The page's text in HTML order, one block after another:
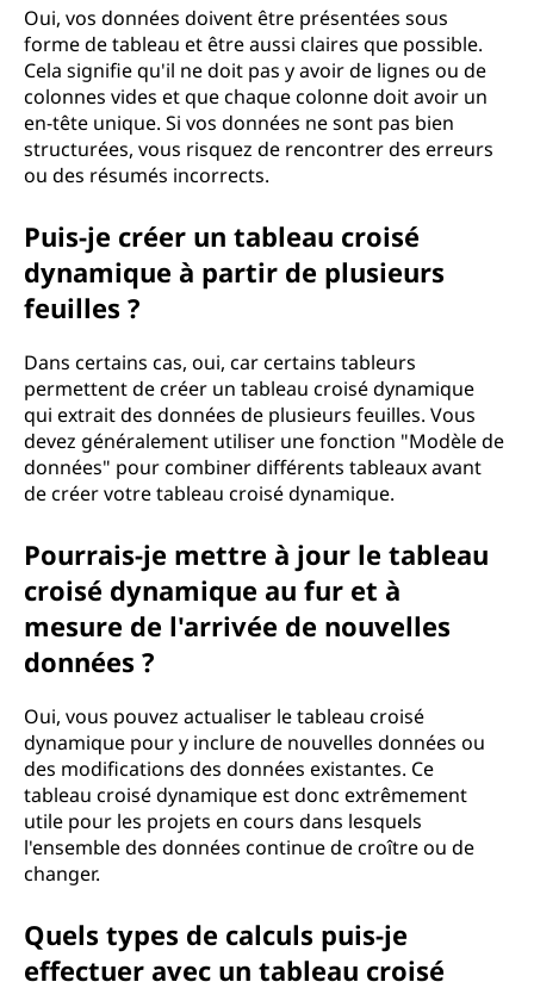
Oui, vos données doivent être présentées sous
forme de tableau et être aussi claires que possible.
Cela signifie qu'il ne doit pas y avoir de lignes ou de
colonnes vides et que chaque colonne doit avoir un
en-tête unique. Si vos données ne sont pas bien
structurées, vous risquez de rencontrer des erreurs
ou des résumés incorrects.
Puis-je créer un tableau croisé
dynamique à partir de plusieurs
feuilles ?
Dans certains cas, oui, car certains tableurs
permettent de créer un tableau croisé dynamique
qui extrait des données de plusieurs feuilles. Vous
devez généralement utiliser une fonction "Modèle de
données" pour combiner différents tableaux avant
de créer votre tableau croisé dynamique.
Pourrais-je mettre à jour le tableau
croisé dynamique au fur et à
mesure de l'arrivée de nouvelles
données ?
Oui, vous pouvez actualiser le tableau croisé
dynamique pour y inclure de nouvelles données ou
des modifications des données existantes. Ce
tableau croisé dynamique est donc extrêmement
utile pour les projets en cours dans lesquels
l'ensemble des données continue de croître ou de
changer.
Quels types de calculs puis-je
effectuer avec un tableau croisé